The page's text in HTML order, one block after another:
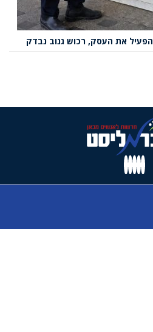
את העסק, רכוש גנוב נבדק